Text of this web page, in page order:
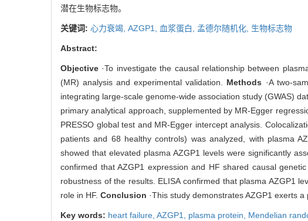
潜在生物标志物。
关键词: 心力衰竭, AZGP1, 血浆蛋白, 孟德尔随机化, 生物标志物
Abstract:
Objective ·To investigate the causal relationship between
(MR) analysis and experimental validation. Methods ·A two-
integrating large-scale genome-wide association study (GWAS)
primary analytical approach, supplemented by MR-Egger
PRESSO global test and MR-Egger intercept analysis.
patients and 68 healthy controls) was analyzed, with plasma
showed that elevated plasma AZGP1 levels were significantly
confirmed that AZGP1 expression and HF shared causal
robustness of the results. ELISA confirmed that plasma AZGP1
role in HF. Conclusion ·This study demonstrates AZGP1 exerts
Key words: heart failure, AZGP1, plasma protein, Mendelian